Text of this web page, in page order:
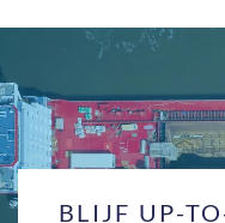
BLIJF UP-